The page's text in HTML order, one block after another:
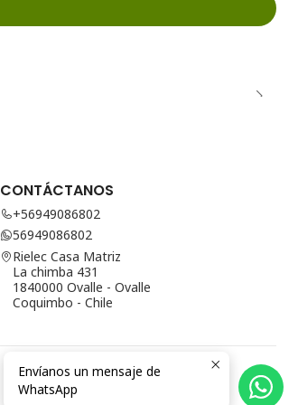
CONTÁCTANOS
+56949086802
56949086802
Rielec Casa Matriz
La chimba 431
1840000 Ovalle - Ovalle
Coquimbo - Chile
Envíanos un mensaje de
WhatsApp